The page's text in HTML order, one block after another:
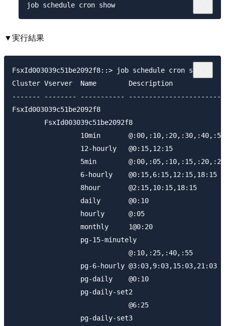
job schedule cron show
▼実行結果
FsxId003039c51be2092f8::> job schedule cron show
Cluster Vserver  Name        Description
------- -------- -----------
FsxId003039c51be2092f8
        FsxId003039c51be2092f8
                 10min       @:00,:10,:20,:30,:40,:50
                 12-hourly   @0:15,12:15
5min
                 6-hourly    @0:15,6:15,12:15,18:15
                 8hour       @2:15,10:15,18:15
                 daily       @0:10
                 hourly      @:05
                 monthly     1@0:20
                 pg-15-minutely
                             @:10,:25,:40,:55
                 pg-6-hourly @3:03,9:03,15:03,21:03
                 pg-daily    @0:10
                 pg-daily-set2
                             @6:25
                 pg-daily-set3